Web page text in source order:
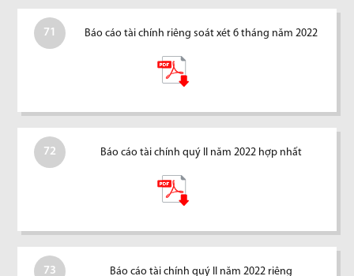
71 Báo cáo tài chính riêng soát xét 6 tháng năm 2022
72 Báo cáo tài chính quý II năm 2022 hợp nhất
73 Báo cáo tài chính quý II năm 2022 riêng